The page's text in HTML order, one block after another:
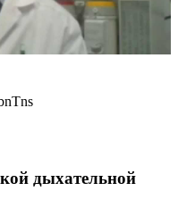
дыхательной